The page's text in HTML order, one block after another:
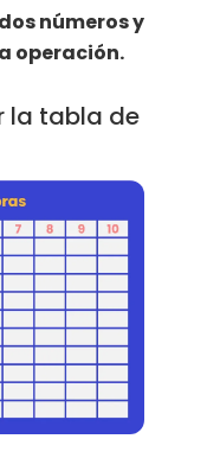
números y
operación.
la tabla de